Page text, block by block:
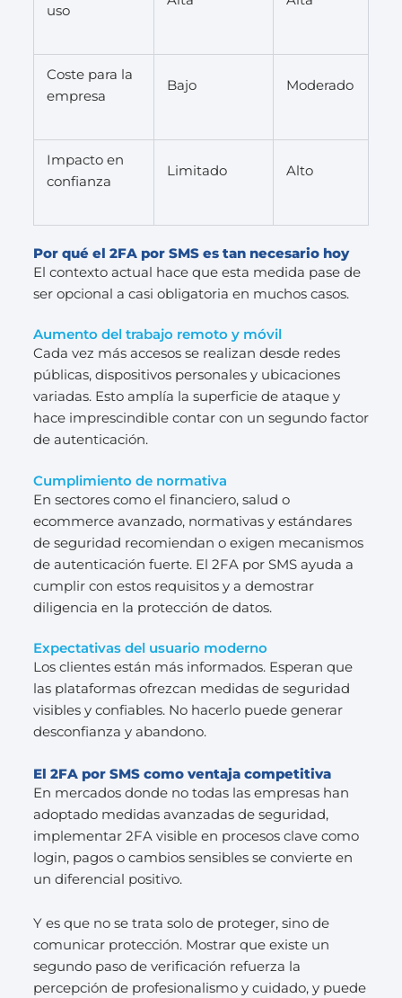
uso
Coste para la
empresa
Bajo Moderado
Impacto en
confianza
Limitado Alto
Por qué el 2FA por SMS es tan necesario hoy
El contexto actual hace que esta medida pase de
ser opcional a casi obligatoria en muchos casos.
Aumento del trabajo remoto y móvil
Cada vez más accesos se realizan desde redes
públicas, dispositivos personales y ubicaciones
variadas. Esto amplía la superficie de ataque y
hace imprescindible contar con un segundo factor
de autenticación.
Cumplimiento de normativa
En sectores como el financiero, salud o
ecommerce avanzado, normativas y estándares
de seguridad recomiendan o exigen mecanismos
de autenticación fuerte. El 2FA por SMS ayuda a
cumplir con estos requisitos y a demostrar
diligencia en la protección de datos.
Expectativas del usuario moderno
Los clientes están más informados. Esperan que
las plataformas ofrezcan medidas de seguridad
visibles y confiables. No hacerlo puede generar
desconfianza y abandono.
El 2FA por SMS como ventaja competitiva
En mercados donde no todas las empresas han
adoptado medidas avanzadas de seguridad,
implementar 2FA visible en procesos clave como
login, pagos o cambios sensibles se convierte en
un diferencial positivo.
Y es que no se trata solo de proteger, sino de
comunicar protección. Mostrar que existe un
segundo paso de verificación refuerza la
percepción de profesionalismo y cuidado, y puede